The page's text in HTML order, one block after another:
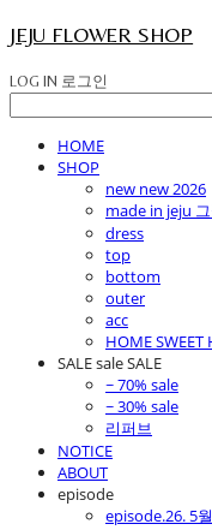
JEJU FLOWER SHOP
LOG IN 로그인
HOME
SHOP
new new 2026
made in jeju
dress
top
bottom
outer
acc
HOME SWEET
SALE sale SALE
~ 70% sale
~ 30% sale
리퍼브
NOTICE
ABOUT
episode
episode.26. 5